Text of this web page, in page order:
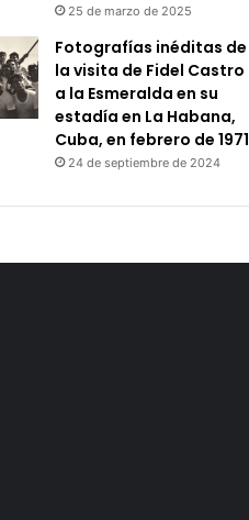
25 de marzo de 2025
Fotografías inéditas de
la visita de Fidel Castro
a la Esmeralda en su
estadía en La Habana,
Cuba, en febrero de 1971
24 de septiembre de 2024